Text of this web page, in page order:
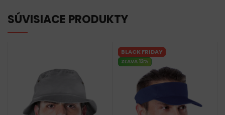
SÚVISIACE PRODUKTY
BLACK FRIDAY
ZĽAVA 13%